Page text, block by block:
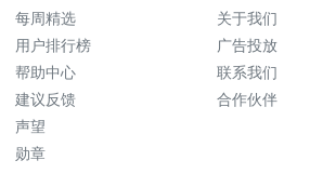
每周精选
用户排行榜
帮助中心
建议反馈
声望
勋章
关于我们
广告投放
联系我们
合作伙伴